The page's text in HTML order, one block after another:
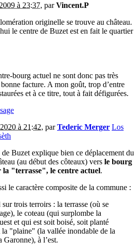
à 23:37, parVincent.P
originelle se trouve au château.
le centre de Buzet est en fait le quartier
bourg actuel ne sont donc pas très
facture. A mon goût, trop d’entre
et à ce titre, tout à fait défigurées.
à 21:42, parTederic Merger Los
Buzet explique bien ce déplacement du
(au début des côteaux) vers le bourg
la "terrasse", le centre actuel.
le caractère composite de la commune :
sur trois terroirs : la terrasse (où se
le coteau (qui surplombe la
et qui est soit boisé, soit planté
la "plaine" (la vallée inondable de la
Garonne), à l’est.